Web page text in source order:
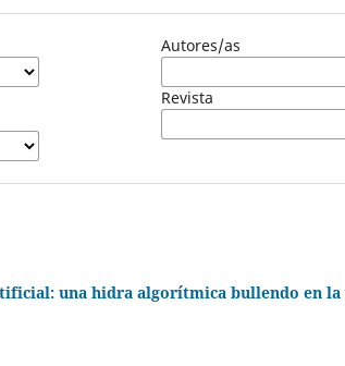
Autores/as
Revista
una hidra algorítmica bullendo en la